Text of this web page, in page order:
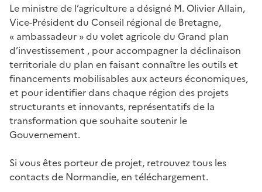
Le ministre de l’agriculture a désigné M. Olivier Allain,
Vice-Président du Conseil régional de Bretagne,
« ambassadeur » du volet agricole du Grand plan
d’investissement , pour accompagner la déclinaison
territoriale du plan en faisant connaître les outils et
financements mobilisables aux acteurs économiques,
et pour identifier dans chaque région des projets
structurants et innovants, représentatifs de la
transformation que souhaite soutenir le
Gouvernement.
Si vous êtes porteur de projet, retrouvez tous les
contacts de Normandie, en téléchargement.